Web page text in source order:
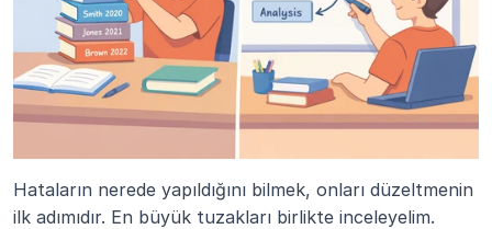
Hataların nerede yapıldığını bilmek, onları düzeltmenin
ilk adımıdır. En büyük tuzakları birlikte inceleyelim.